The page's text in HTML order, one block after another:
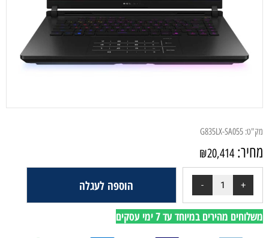
מק"ט: G835LX-SA055
מחיר: ₪20,414
הוספה לעגלה
משלוחים מהירים במיוחד עד 7 ימי עסקים